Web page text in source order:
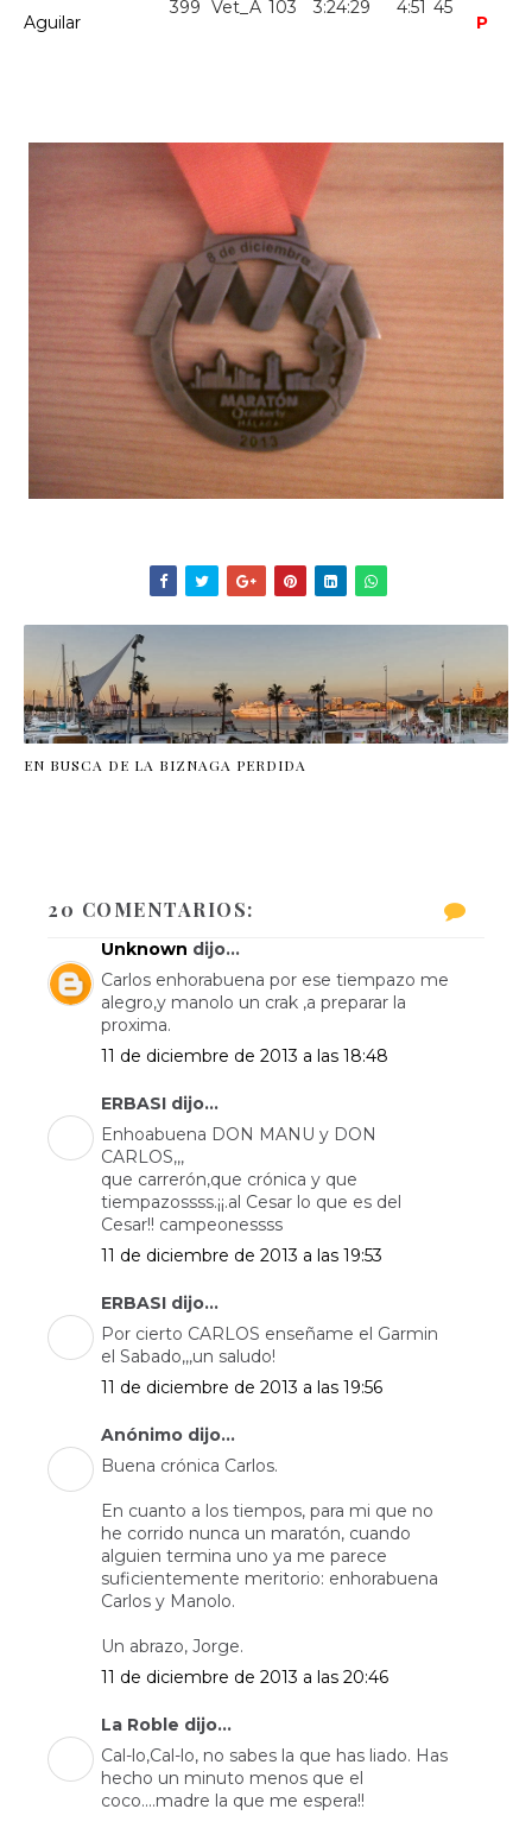
Aguilar
399 Vet_A 103 3:24:29 4:51 45
P
EN BUSCA DE LA BIZNAGA PERDIDA
20 COMENTARIOS:
Unknown dijo...
Carlos enhorabuena por ese tiempazo me
alegro,y manolo un crak ,a preparar la
proxima.
11 de diciembre de 2013 a las 18:48
ERBASI dijo...
Enhoabuena DON MANU y DON
CARLOS,,,
que carrerón,que crónica y que
tiempazossss.¡¡.al Cesar lo que es del
Cesar!! campeonessss
11 de diciembre de 2013 a las 19:53
ERBASI dijo...
Por cierto CARLOS enseñame el Garmin
el Sabado,,,un saludo!
11 de diciembre de 2013 a las 19:56
Anónimo dijo...
Buena crónica Carlos.
En cuanto a los tiempos, para mi que no
he corrido nunca un maratón, cuando
alguien termina uno ya me parece
suficientemente meritorio: enhorabuena
Carlos y Manolo.
Un abrazo, Jorge.
11 de diciembre de 2013 a las 20:46
La Roble dijo...
Cal-lo,Cal-lo, no sabes la que has liado. Has
hecho un minuto menos que el
coco....madre la que me espera!!